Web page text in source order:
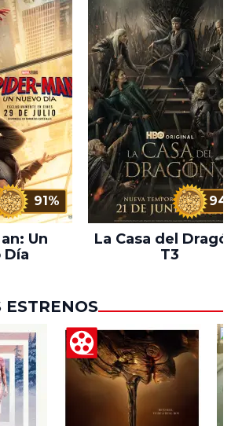
91%
Un
Día
94%
La Casa del Dragón
T3
ESTRENOS